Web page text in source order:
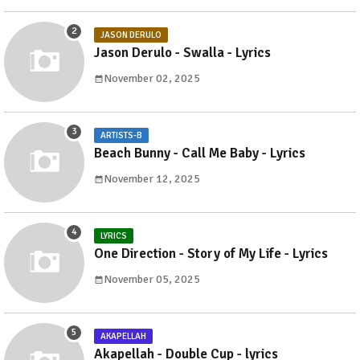
JASON DERULO
Jason Derulo - Swalla - Lyrics
November 02, 2025
ARTISTS-B
Beach Bunny - Call Me Baby - Lyrics
November 12, 2025
LYRICS
One Direction - Story of My Life - Lyrics
November 05, 2025
AKAPELLAH
Akapellah - Double Cup - lyrics